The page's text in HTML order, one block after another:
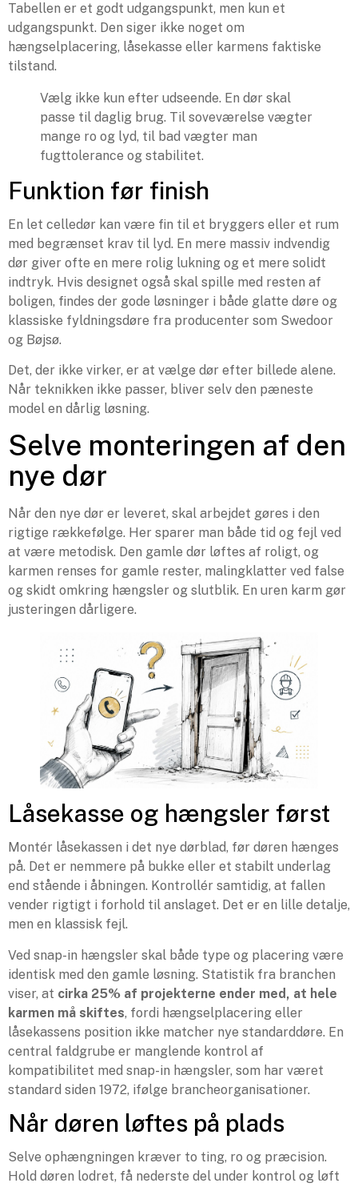
Tabellen er et godt udgangspunkt, men kun et
udgangspunkt. Den siger ikke noget om
hængselplacering, låsekasse eller karmens faktiske
tilstand.
Vælg ikke kun efter udseende. En dør skal
passe til daglig brug. Til soveværelse vægter
mange ro og lyd, til bad vægter man
fugttolerance og stabilitet.
Funktion før finish
En let celledør kan være fin til et bryggers eller et rum
med begrænset krav til lyd. En mere massiv indvendig
dør giver ofte en mere rolig lukning og et mere solidt
indtryk. Hvis designet også skal spille med resten af
boligen, findes der gode løsninger i både glatte døre og
klassiske fyldningsdøre fra producenter som Swedoor
og Bøjsø.
Det, der ikke virker, er at vælge dør efter billede alene.
Når teknikken ikke passer, bliver selv den pæneste
model en dårlig løsning.
Selve monteringen af den
nye dør
Når den nye dør er leveret, skal arbejdet gøres i den
rigtige rækkefølge. Her sparer man både tid og fejl ved
at være metodisk. Den gamle dør løftes af roligt, og
karmen renses for gamle rester, malingklatter ved false
og skidt omkring hængsler og slutblik. En uren karm gør
justeringen dårligere.
Låsekasse og hængsler først
Montér låsekassen i det nye dørblad, før døren hænges
på. Det er nemmere på bukke eller et stabilt underlag
end stående i åbningen. Kontrollér samtidig, at fallen
vender rigtigt i forhold til anslaget. Det er en lille detalje,
men en klassisk fejl.
Ved snap-in hængsler skal både type og placering være
identisk med den gamle løsning. Statistik fra branchen
viser, at cirka 25% af projekterne ender med, at hele
karmen må skiftes, fordi hængselplacering eller
låsekassens position ikke matcher nye standarddøre. En
central faldgrube er manglende kontrol af
kompatibilitet med snap-in hængsler, som har været
standard siden 1972, ifølge brancheorganisationer.
Når døren løftes på plads
Selve ophængningen kræver to ting, ro og præcision.
Hold døren lodret, få nederste del under kontrol og løft